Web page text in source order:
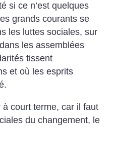
si ce n’est quelques
grands courants se
les luttes sociales, sur
les assemblées
tissent
et où les esprits
à court terme, car il faut
du changement, le